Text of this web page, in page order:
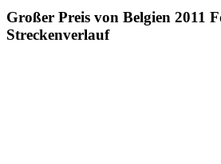
Großer Preis von Belgien 2011
Streckenverlauf